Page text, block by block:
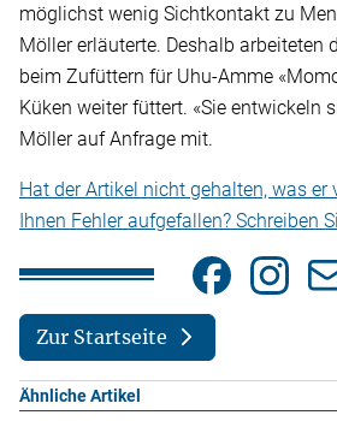
möglichst wenig Sichtkontakt zu
Möller erläuterte. Deshalb arbeiteten
beim Zufüttern für Uhu-Amme
Küken weiter füttert. «Sie entwickeln
Möller auf Anfrage mit.
Hat der Artikel nicht gehalten, was er
Ihnen Fehler aufgefallen? Schreiben
Zur Startseite
Ähnliche Artikel